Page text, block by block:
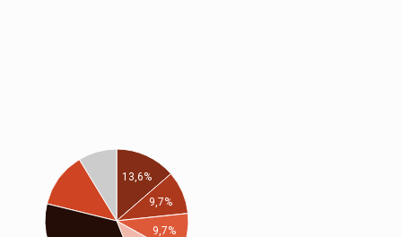
13,6%
9,7%
9,7%